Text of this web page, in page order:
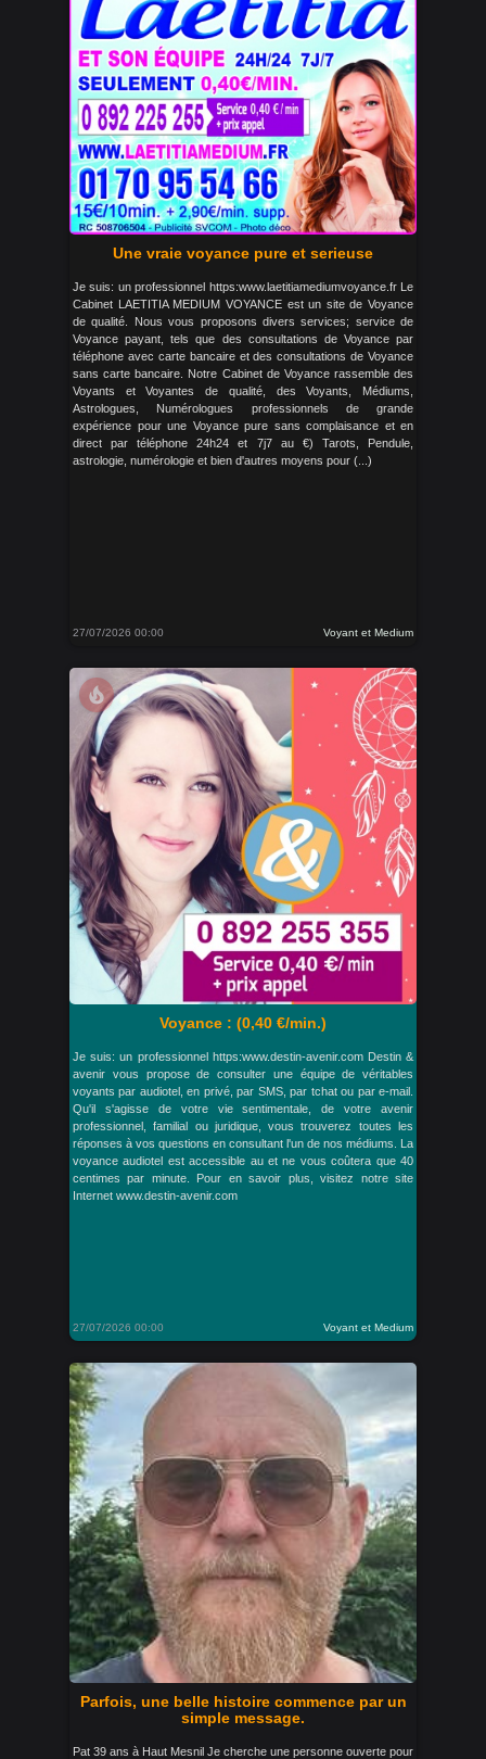
Une vraie voyance pure et serieuse
Je suis: un professionnel https:www.laetitiamediumvoyance.fr Le
Cabinet LAETITIA MEDIUM VOYANCE est un site de Voyance
de qualité. Nous vous proposons divers services; service de
Voyance payant, tels que des consultations de Voyance par
téléphone avec carte bancaire et des consultations de Voyance
sans carte bancaire. Notre Cabinet de Voyance rassemble des
Voyants et Voyantes de qualité, des Voyants, Médiums,
Astrologues, Numérologues professionnels de grande
expérience pour une Voyance pure sans complaisance et en
direct par téléphone 24h24 et 7j7 au €) Tarots, Pendule,
astrologie, numérologie et bien d'autres moyens pour (...)
27/07/2026 00:00 Voyant et Medium
local_fire_department
Voyance : (0,40 €/min.)
Je suis: un professionnel https:www.destin-avenir.com Destin &
avenir vous propose de consulter une équipe de véritables
voyants par audiotel, en privé, par SMS, par tchat ou par e-mail.
Qu'il s'agisse de votre vie sentimentale, de votre avenir
professionnel, familial ou juridique, vous trouverez toutes les
réponses à vos questions en consultant l'un de nos médiums. La
voyance audiotel est accessible au et ne vous coûtera que 40
centimes par minute. Pour en savoir plus, visitez notre site
Internet www.destin-avenir.com
27/07/2026 00:00 Voyant et Medium
Parfois, une belle histoire commence par un
simple message.
Pat 39 ans à Haut Mesnil Je cherche une personne ouverte pour